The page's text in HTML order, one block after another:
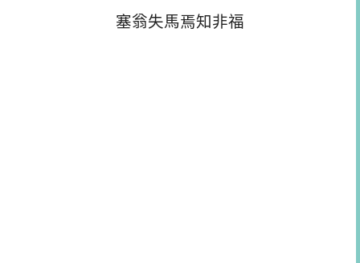
塞翁失馬焉知非福